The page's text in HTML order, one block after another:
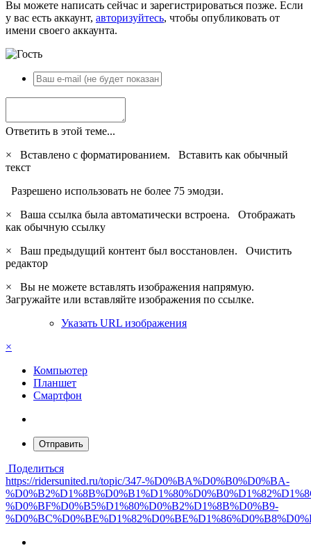
Вы можете написать сейчас и зарегистрироваться позже. Если
у вас есть аккаунт, авторизуйтесь, чтобы опубликовать от
имени своего аккаунта.
Ответить в этой теме...
×
Вставлено с форматированием. Вставить как обычный
текст
Разрешено использовать не более 75 эмодзи.
×
Ваша ссылка была автоматически встроена. Отображать
как обычную ссылку
×
Ваш предыдущий контент был восстановлен. Очистить
редактор
×
Вы не можете вставлять изображения напрямую.
Загружайте или вставляйте изображения по ссылке.
Указать URL изображения
×
Компьютер
Планшет
Смартфон
Отправить
Поделиться
https://ridersunited.ru/topic/347-%D0%BA%D0%B0%D0%BA-
%D0%BF%D0%B5%D1%80%D0%B2%D1%8B%D0%B9-